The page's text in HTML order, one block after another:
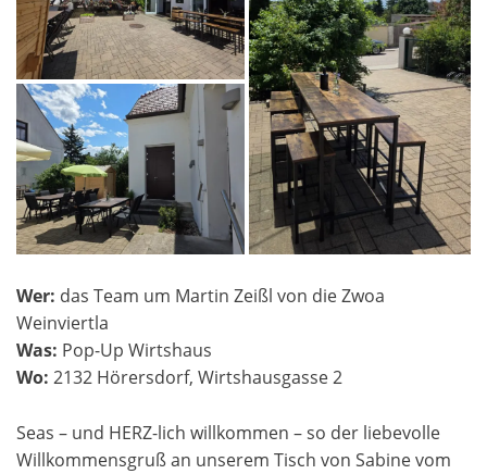
Wer: das Team um Martin Zeißl von die Zwoa
Weinviertla
Was: Pop-Up Wirtshaus
Wo: 2132 Hörersdorf, Wirtshausgasse 2
Seas – und HERZ-lich willkommen – so der liebevolle
Willkommensgruß an unserem Tisch von Sabine vom